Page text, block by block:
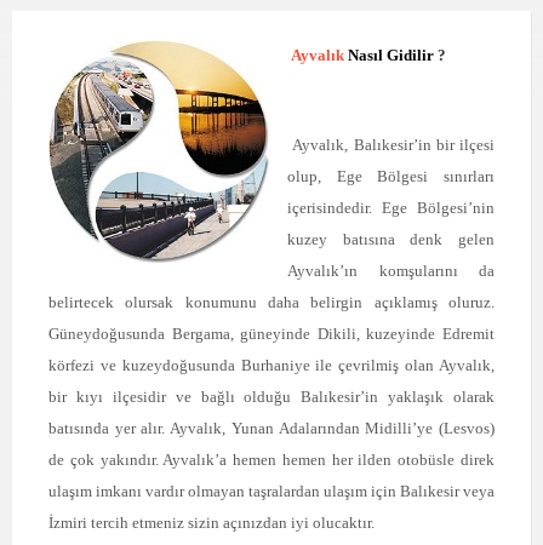
Ayvalık Nasıl Gidilir ?
Ayvalık, Balıkesir’in bir ilçesi
olup, Ege Bölgesi sınırları
içerisindedir. Ege Bölgesi’nin
kuzey batısına denk gelen
Ayvalık’ın komşularını da
belirtecek olursak konumunu daha belirgin açıklamış oluruz.
Güneydoğusunda Bergama, güneyinde Dikili, kuzeyinde Edremit
körfezi ve kuzeydoğusunda Burhaniye ile çevrilmiş olan Ayvalık,
bir kıyı ilçesidir ve bağlı olduğu Balıkesir’in yaklaşık olarak
batısında yer alır. Ayvalık, Yunan Adalarından Midilli’ye (Lesvos)
de çok yakındır. Ayvalık’a hemen hemen her ilden otobüsle direk
ulaşım imkanı vardır olmayan taşralardan ulaşım için Balıkesir veya
İzmiri tercih etmeniz sizin açınızdan iyi olucaktır.